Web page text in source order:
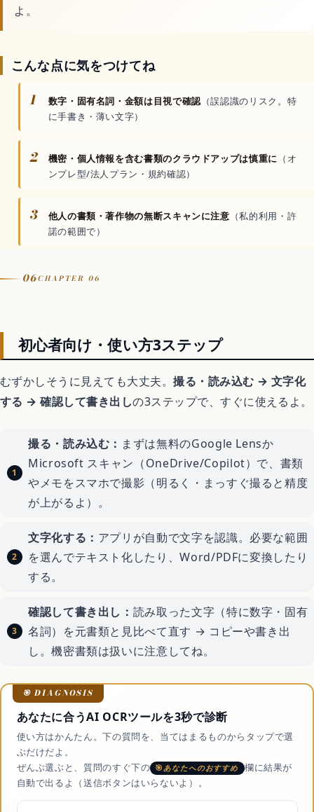
よ。
こんな点に気をつけてね
1 数字・固有名詞・金額は目視で確認（誤認識のリスク。特
に手書き・薄い文字）
2 機密・個人情報を含む書類のクラウドアップは慎重に （オ
ンプレ型/法人プラン・規約確認）
3 他人の書類・著作物の無断スキャンに注意 （私的利用・許
諾の範囲で）
06CHAPTER 06
初心者向け・使い方3ステップ
むずかしそうに見えても大丈夫。撮る・読み込む → 文字化
する → 確認して書き出しの3ステップで、すぐに使えるよ。
撮る・読み込む： まずは無料のGoogle Lensか
Microsoft スキャン（OneDrive/Copilot）で、書類
やメモをスマホで撮影（明るく・まっすぐ撮ると精度
が上がるよ）。
文字化する： アプリが自動で文字を認識。必要な範囲
を選んでテキスト化したり、Word/PDFに変換したり
する。
確認して書き出し： 読み取った文字（特に数字・固有
名詞）を元書類と見比べて直す → コピーや書き出
し。機密書類は扱いに注意してね。
あなたに合うAI OCRツールを3秒で診断
使い方はかんたん。下の質問を、当てはまるものからタップで選
ぶだけだよ。
ぜんぶ選ぶと、質問のすぐ下の
あなたへのおすすめ
欄に結果が
自動で出るよ（送信ボタンはいらないよ）。